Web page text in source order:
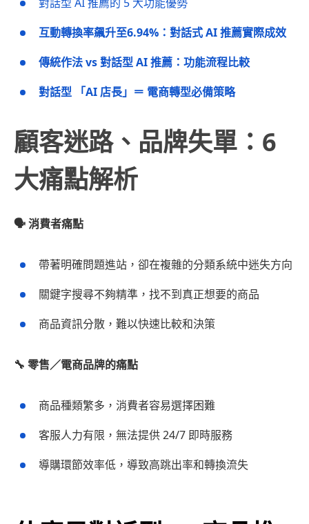
互動轉換率飆升至6.94%：對話式 AI 推薦實際成效
傳統作法 vs 對話型 AI 推薦：功能流程比較
對話型 「AI 店長」＝ 電商轉型必備策略
顧客迷路、品牌失單：6
大痛點解析
🗣️ 消費者痛點
帶著明確問題進站，卻在複雜的分類系統中迷失方向
關鍵字搜尋不夠精準，找不到真正想要的商品
商品資訊分散，難以快速比較和決策
🔧 零售／電商品牌的痛點
商品種類繁多，消費者容易選擇困難
客服人力有限，無法提供 24/7 即時服務
導購環節效率低，導致高跳出率和轉換流失